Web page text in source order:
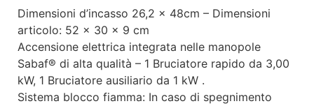
Dimensioni d’incasso 26,2 x 48cm – Dimensioni
articolo: 52 x 30 x 9 cm
Accensione elettrica integrata nelle manopole
Sabaf® di alta qualità – 1 Bruciatore rapido da 3,00
kW, 1 Bruciatore ausiliario da 1 kW .
Sistema blocco fiamma: In caso di spegnimento